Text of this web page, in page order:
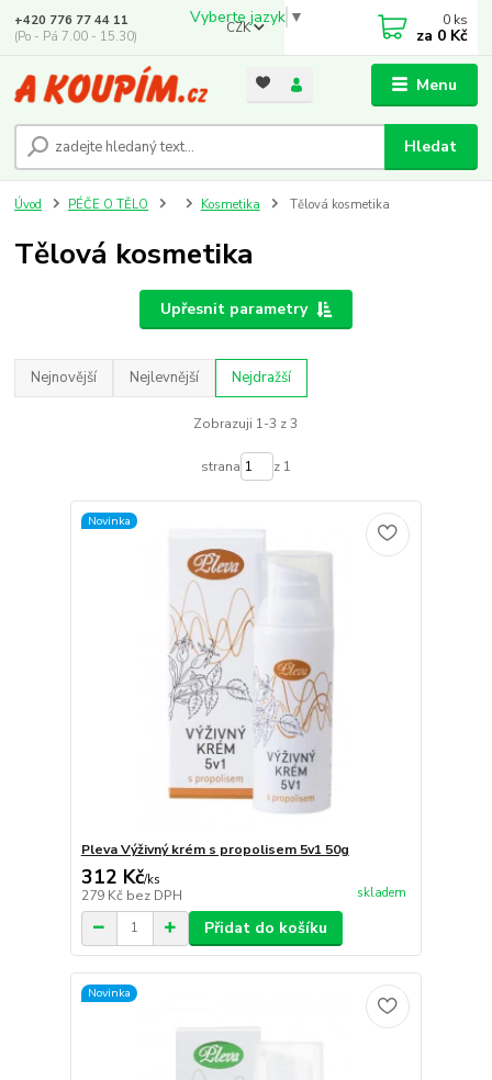
Vyberte jazyk ▼
Menu
CZK
Hledat
+420 776 77 44 11
(Po - Pá 7.00 - 15.30)
0 ks
za 0 Kč
Úvod PÉČE O TĚLO Kosmetika Tělová kosmetika
Tělová kosmetika
Upřesnit parametry
Nejnovější Nejlevnější Nejdražší
Zobrazuji 1-3 z 3
strana z 1
Novinka
Pleva Výživný krém s propolisem 5v1 50g
312 Kč/ks
279 Kč bez DPH skladem
Přidat do košíku
Novinka